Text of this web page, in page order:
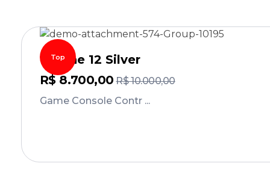
Top
IPhone 12 Silver
R$8.700,00 R$10.000,00
Game Console Contr ...